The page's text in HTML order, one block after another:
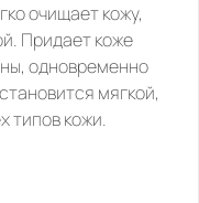
очищает кожу,
Придает коже
одновременно
мягкой,
типов кожи.